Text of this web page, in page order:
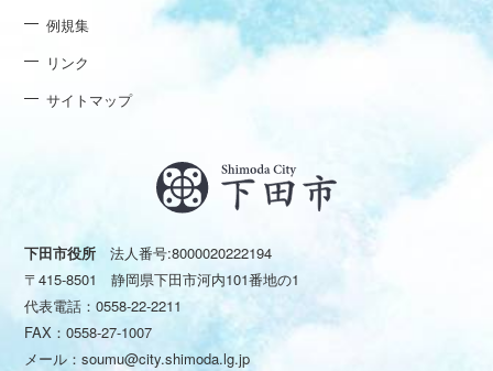
例規集
リンク
サイトマップ
下田市役所 法人番号:8000020222194
〒415-8501 静岡県下田市河内101番地の1
代表電話：0558-22-2211
FAX：0558-27-1007
メール：soumu@city.shimoda.lg.jp